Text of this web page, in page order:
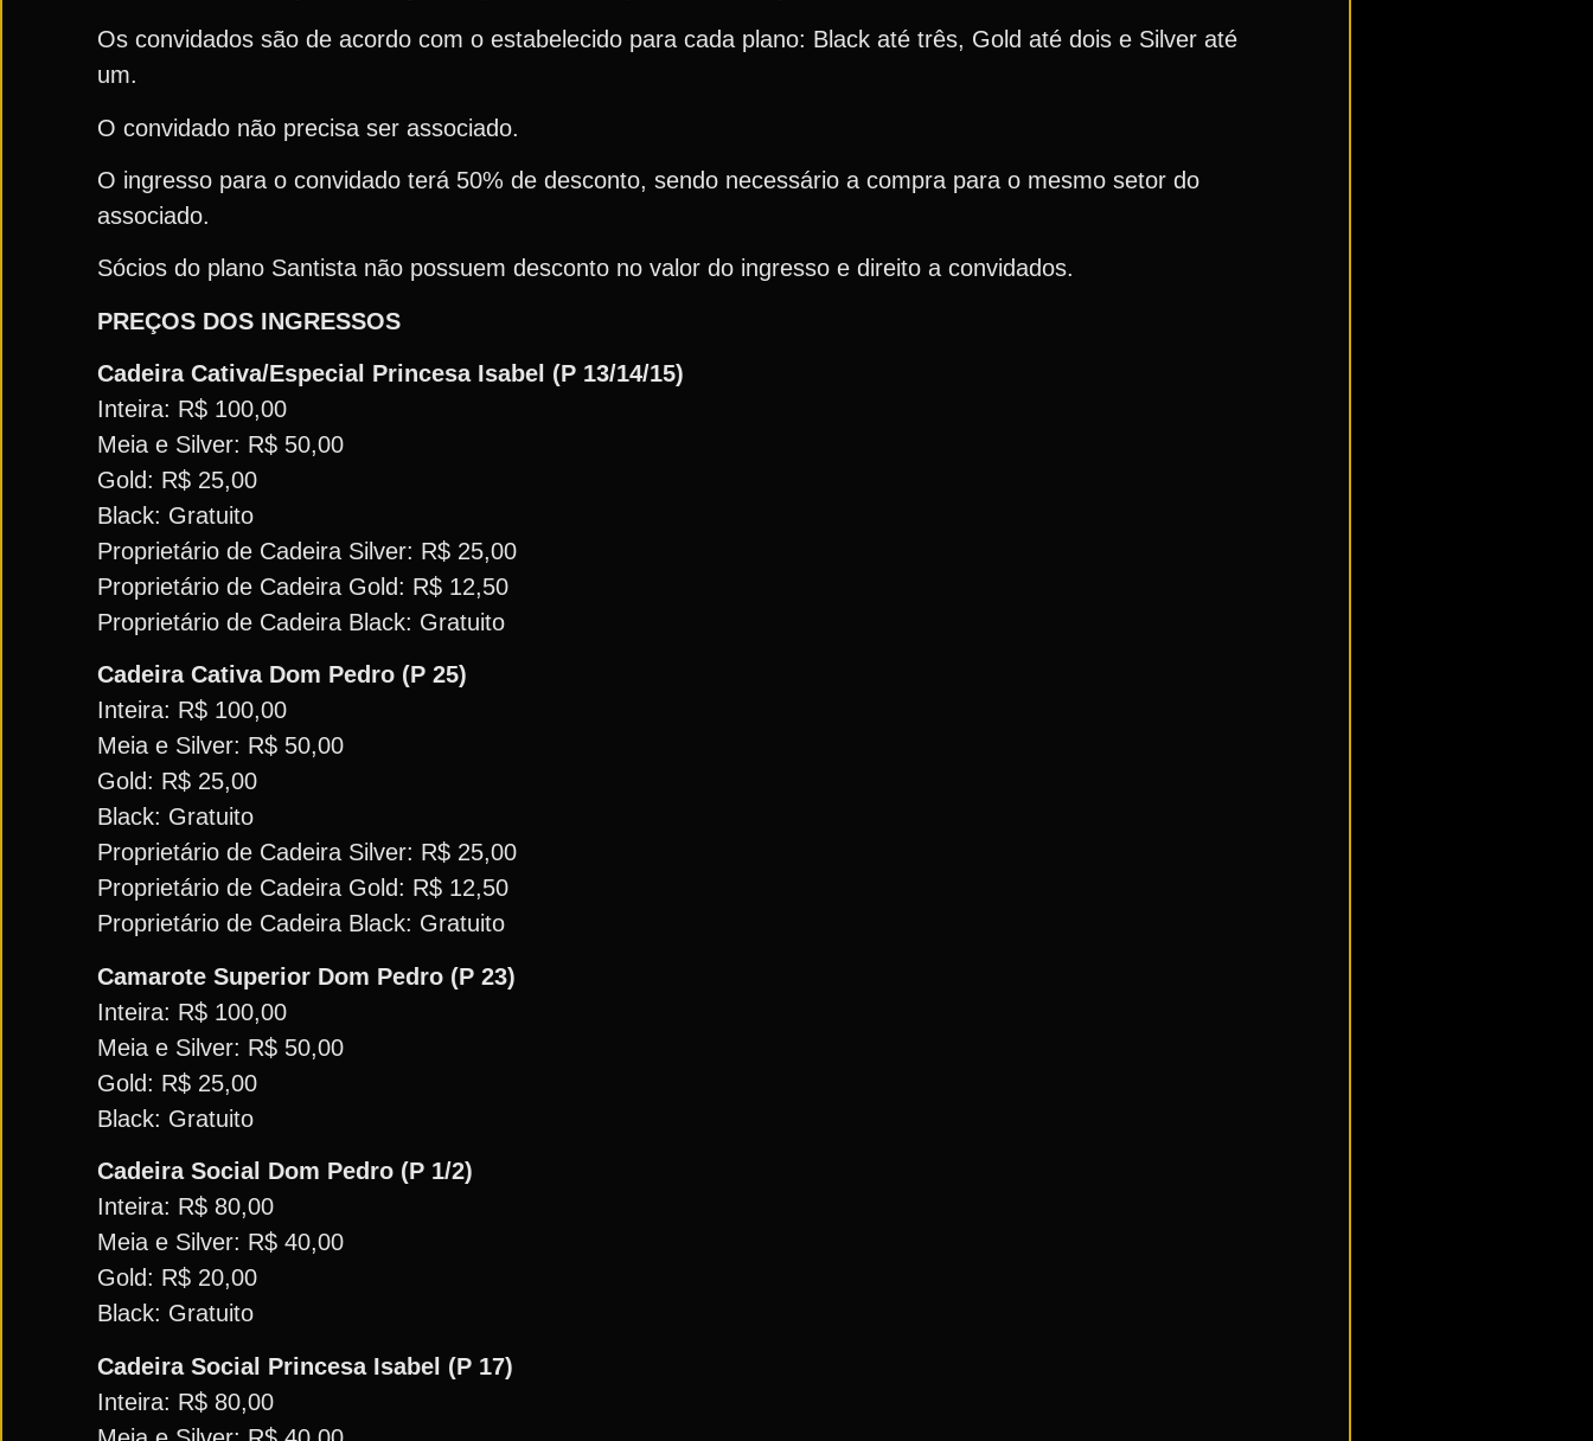
Os convidados são de acordo com o estabelecido para cada plano: Black até três, Gold até dois e Silver até
um.
O convidado não precisa ser associado.
O ingresso para o convidado terá 50% de desconto, sendo necessário a compra para o mesmo setor do
associado.
Sócios do plano Santista não possuem desconto no valor do ingresso e direito a convidados.
PREÇOS DOS INGRESSOS
Cadeira Cativa/Especial Princesa Isabel (P 13/14/15)
Inteira: R$ 100,00
Meia e Silver: R$ 50,00
Gold: R$ 25,00
Black: Gratuito
Proprietário de Cadeira Silver: R$ 25,00
Proprietário de Cadeira Gold: R$ 12,50
Proprietário de Cadeira Black: Gratuito
Cadeira Cativa Dom Pedro (P 25)
Inteira: R$ 100,00
Meia e Silver: R$ 50,00
Gold: R$ 25,00
Black: Gratuito
Proprietário de Cadeira Silver: R$ 25,00
Proprietário de Cadeira Gold: R$ 12,50
Proprietário de Cadeira Black: Gratuito
Camarote Superior Dom Pedro (P 23)
Inteira: R$ 100,00
Meia e Silver: R$ 50,00
Gold: R$ 25,00
Black: Gratuito
Cadeira Social Dom Pedro (P 1/2)
Inteira: R$ 80,00
Meia e Silver: R$ 40,00
Gold: R$ 20,00
Black: Gratuito
Cadeira Social Princesa Isabel (P 17)
Inteira: R$ 80,00